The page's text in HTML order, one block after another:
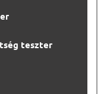
teszter